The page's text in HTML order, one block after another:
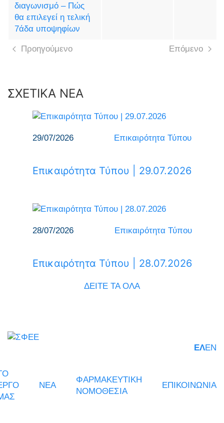
διαγωνισμό – Πώς
θα επιλεγεί η τελική
7άδα υποψηφίων
Προηγούμενο Επόμενο
ΣΧΕΤΙΚΑ ΝΕΑ
29/07/2026 Επικαιρότητα Τύπου
Επικαιρότητα Τύπου | 29.07.2026
28/07/2026 Επικαιρότητα Τύπου
Επικαιρότητα Τύπου | 28.07.2026
ΔΕΙΤΕ ΤΑ ΟΛΑ
ΕΛEN
ΝΕΑ
ΦΑΡΜΑΚΕΥΤΙΚΗ
ΝΟΜΟΘΕΣΙΑ
ΕΠΙΚΟΙΝΩΝΙΑ